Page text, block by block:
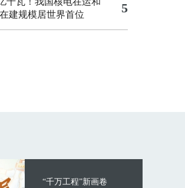
建规模居世界首位
5
“千万工程”新画卷